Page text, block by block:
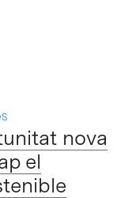
nova
el